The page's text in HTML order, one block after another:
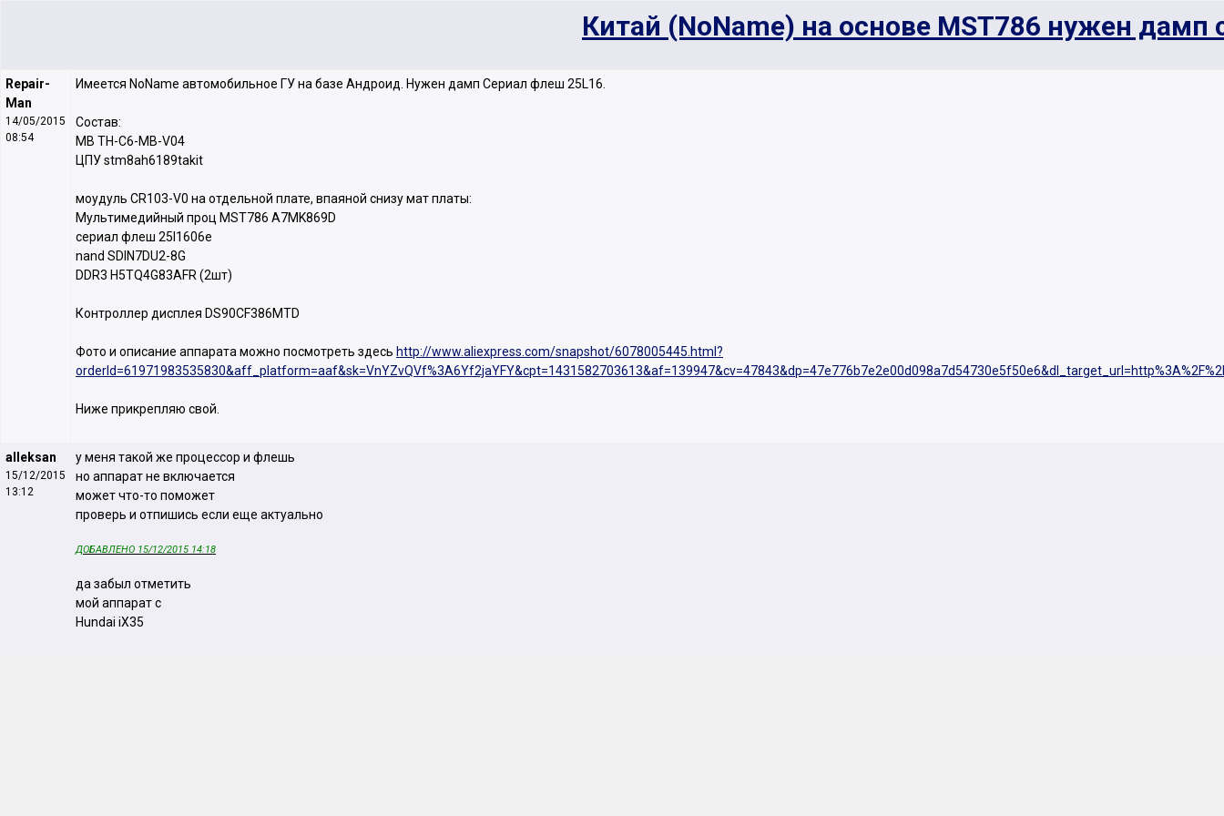
Китай (NoName) на основе MST786 нужен
Repair-
Man
14/05/2015
08:54
Имеется NoName автомобильное ГУ на базе Андроид. Нужен дамп Сериал флеш 25L16.
Состав:
MB TH-C6-MB-V04
ЦПУ stm8ah6189takit
моудуль CR103-V0 на отдельной плате, впаяной снизу мат платы:
Мультимедийный проц MST786 A7MK869D
сериал флеш 25l1606e
nand SDIN7DU2-8G
DDR3 H5TQ4G83AFR (2шт)
Контроллер дисплея DS90CF386MTD
Фото и описание аппарата можно посмотреть здесь http://www.aliexpress.com/snapshot/6078005445.html?
Ниже прикрепляю свой.
alleksan
15/12/2015
13:12
у меня такой же процессор и флешь
но аппарат не включается
может что-то поможет
проверь и отпишись если еще актуально
ДОБАВЛЕНО 15/12/2015 14:18
да забыл отметить
мой аппарат с
Hundai iX35